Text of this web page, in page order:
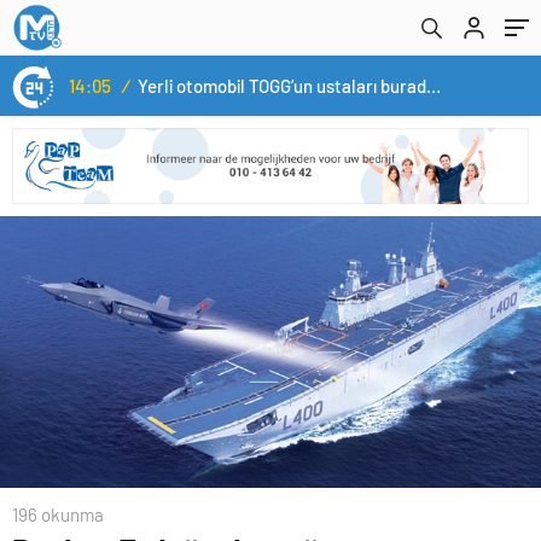
14:05 / Yerli otomobil TOGG’un ustaları burada yetişecek
196 okunma